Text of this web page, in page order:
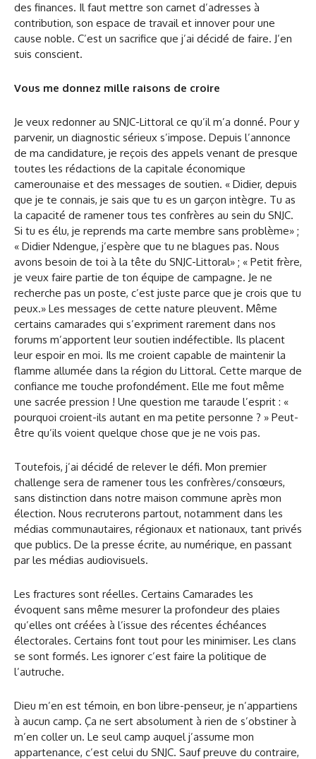
des finances. Il faut mettre son carnet d’adresses à
contribution, son espace de travail et innover pour une
cause noble. C’est un sacrifice que j’ai décidé de faire. J’en
suis conscient.
Vous me donnez mille raisons de croire
Je veux redonner au SNJC-Littoral ce qu’il m’a donné. Pour y
parvenir, un diagnostic sérieux s’impose. Depuis l’annonce
de ma candidature, je reçois des appels venant de presque
toutes les rédactions de la capitale économique
camerounaise et des messages de soutien. « Didier, depuis
que je te connais, je sais que tu es un garçon intègre. Tu as
la capacité de ramener tous tes confrères au sein du SNJC.
Si tu es élu, je reprends ma carte membre sans problème» ;
« Didier Ndengue, j’espère que tu ne blagues pas. Nous
avons besoin de toi à la tête du SNJC-Littoral» ; « Petit frère,
je veux faire partie de ton équipe de campagne. Je ne
recherche pas un poste, c’est juste parce que je crois que tu
peux.» Les messages de cette nature pleuvent. Même
certains camarades qui s’expriment rarement dans nos
forums m’apportent leur soutien indéfectible. Ils placent
leur espoir en moi. Ils me croient capable de maintenir la
flamme allumée dans la région du Littoral. Cette marque de
confiance me touche profondément. Elle me fout même
une sacrée pression ! Une question me taraude l’esprit : «
pourquoi croient-ils autant en ma petite personne ? » Peut-
être qu’ils voient quelque chose que je ne vois pas.
Toutefois, j’ai décidé de relever le défi. Mon premier
challenge sera de ramener tous les confrères/consœurs,
sans distinction dans notre maison commune après mon
élection. Nous recruterons partout, notamment dans les
médias communautaires, régionaux et nationaux, tant privés
que publics. De la presse écrite, au numérique, en passant
par les médias audiovisuels.
Les fractures sont réelles. Certains Camarades les
évoquent sans même mesurer la profondeur des plaies
qu’elles ont créées à l’issue des récentes échéances
électorales. Certains font tout pour les minimiser. Les clans
se sont formés. Les ignorer c’est faire la politique de
l’autruche.
Dieu m’en est témoin, en bon libre-penseur, je n’appartiens
à aucun camp. Ça ne sert absolument à rien de s’obstiner à
m’en coller un. Le seul camp auquel j’assume mon
appartenance, c’est celui du SNJC. Sauf preuve du contraire,